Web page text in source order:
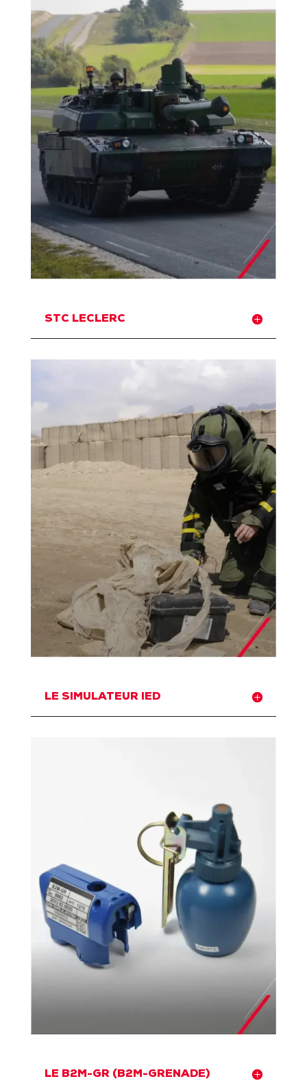
STC LECLERC
LE SIMULATEUR IED
LE B2M-GR (B2M-GRENADE)